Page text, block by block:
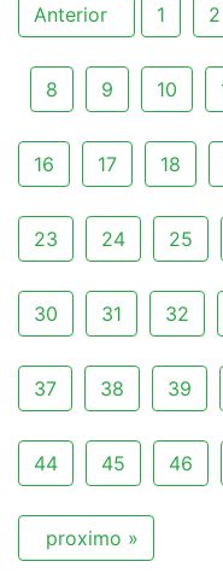
Anterior 1 2
8 9 10
16 17 18
23 24 25
30 31 32
37 38 39
44 45 46
proximo »